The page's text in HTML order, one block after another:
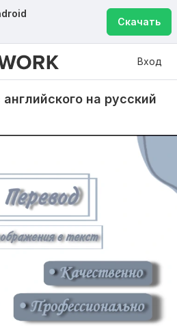
Скачать
Вход
на русский